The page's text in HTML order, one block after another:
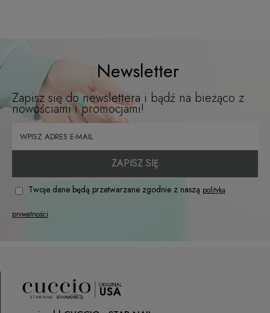
Newsletter
Zapisz się do newslettera i bądź na bieżąco z
nowościami i promocjami!
ZAPISZ SIĘ
Twoje dane będą przetwarzane zgodnie z naszą polityką
prywatności